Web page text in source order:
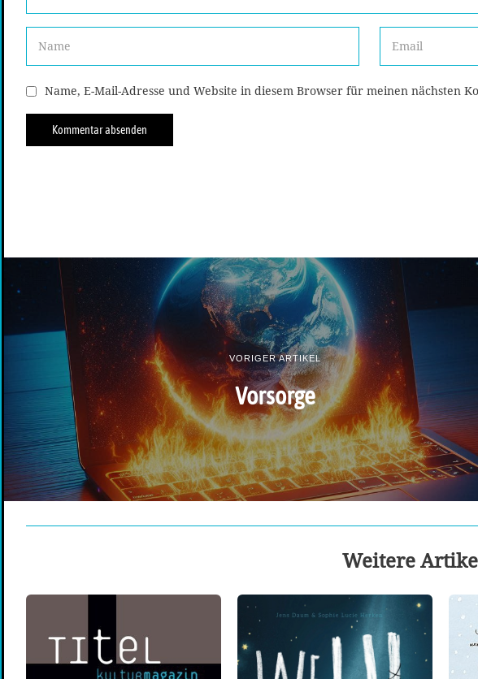
Name, E-Mail-Adresse und Website in diesem Browser für meinen nächsten
VORIGER ARTIKEL
Vorsorge
Weitere